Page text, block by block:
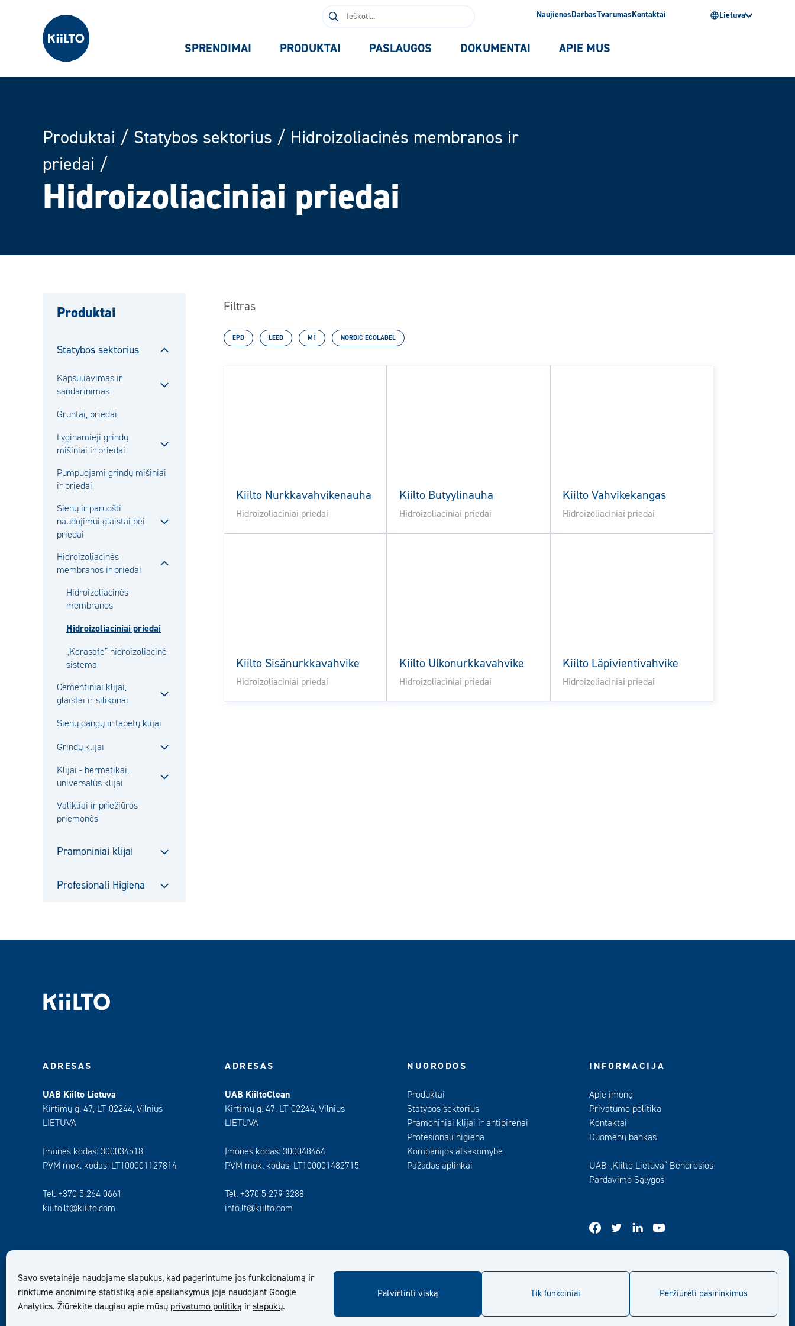
Savo svetainėje naudojame slapukus, kad pagerintume jos funkcionalumą ir
rinktume anoniminę statistiką apie apsilankymus joje naudojant Google
Analytics. Žiūrėkite daugiau apie mūsų privatumo politiką irslapukų.
Patvirtinti viską Tik funkciniai Peržiūrėti pasirinkimus
Kiilto Lietuva Ieškoti: NaujienosDarbasTvarumasKontaktai Lietuva
SPRENDIMAI PRODUKTAI PASLAUGOS DOKUMENTAI APIE MUS
Produktai / Statybos sektorius / Hidroizoliacinės membranos ir
priedai /
Hidroizoliaciniai priedai
Produktai
Statybos sektorius
Kapsuliavimas ir
sandarinimas
Gruntai, priedai
Lyginamieji grindų
mišiniai ir priedai
alavalikko
Pumpuojami grindų mišiniai
ir priedai
Sienų ir paruošti
naudojimui glaistai bei
priedai
Hidroizoliacinės
membranos ir priedai
Hidroizoliacinės
membranos
Hidroizoliaciniai priedai
„Kerasafe“ hidroizoliacinė
sistema
Cementiniai klijai,
glaistai ir silikonai
Sienų dangų ir tapetų klijai
Grindų klijai
alavalikko
Klijai - hermetikai,
universalūs klijai
Valikliai ir priežiūros
priemonės
Pramoniniai klijai
Profesionali Higiena
Filtras
EPD LEED M1 NORDIC ECOLABEL
Kiilto Nurkkavahvikenauha
Hidroizoliaciniai priedai
Kiilto Butyylinauha
Hidroizoliaciniai priedai
Kiilto Vahvikekangas
Hidroizoliaciniai priedai
Kiilto Sisänurkkavahvike
Hidroizoliaciniai priedai
Kiilto Ulkonurkkavahvike
Hidroizoliaciniai priedai
Kiilto Läpivientivahvike
Hidroizoliaciniai priedai
ADRESAS
UAB Kiilto Lietuva
Kirtimų g. 47, LT-02244, Vilnius
LIETUVA
Įmonės kodas: 300034518
PVM mok. kodas: LT100001127814
Tel. +370 5 264 0661
kiilto.lt@kiilto.com
ADRESAS
UAB KiiltoClean
Kirtimų g. 47, LT-02244, Vilnius
LIETUVA
Įmonės kodas: 300048464
PVM mok. kodas: LT100001482715
Tel. +370 5 279 3288
info.lt@kiilto.com
NUORODOS
Produktai
Statybos sektorius
Pramoniniai klijai ir antipirenai
Profesionali higiena
Kompanijos atsakomybė
Pažadas aplinkai
INFORMACIJA
Apie įmonę
Privatumo politika
Kontaktai
Duomenų bankas
UAB „Kiilto Lietuva“ Bendrosios
Pardavimo Sąlygos
facebooktwitter linkedinyoutube
© Kiilto 2026